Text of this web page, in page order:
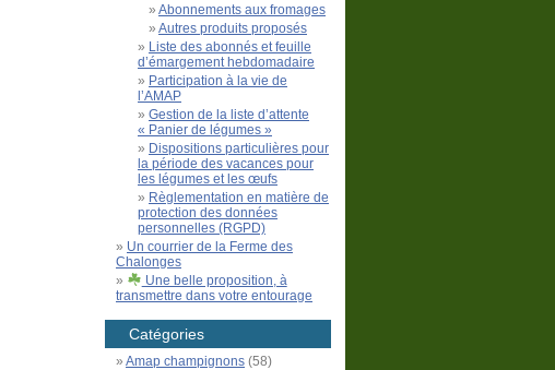
Abonnements aux fromages
Autres produits proposés
Liste des abonnés et feuille
d’émargement hebdomadaire
Participation à la vie de
l’AMAP
Gestion de la liste d’attente
« Panier de légumes »
Dispositions particulières pour
la période des vacances pour
les légumes et les œufs
Règlementation en matière de
protection des données
personnelles (RGPD)
Un courrier de la Ferme des
Chalonges
Une belle proposition, à
transmettre dans votre entourage
Catégories
Amap champignons (58)